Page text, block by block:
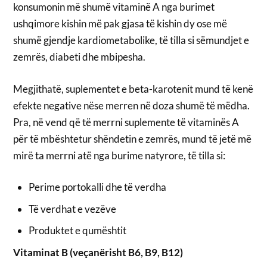
konsumonin më shumë vitaminë A nga burimet
ushqimore kishin më pak gjasa të kishin dy ose më
shumë gjendje kardiometabolike, të tilla si sëmundjet e
zemrës, diabeti dhe mbipesha.
Megjithatë, suplementet e beta-karotenit mund të kenë
efekte negative nëse merren në doza shumë të mëdha.
Pra, në vend që të merrni suplemente të vitaminës A
për të mbështetur shëndetin e zemrës, mund të jetë më
mirë ta merrni atë nga burime natyrore, të tilla si:
Perime portokalli dhe të verdha
Të verdhat e vezëve
Produktet e qumështit
Vitaminat B (veçanërisht B6, B9, B12)